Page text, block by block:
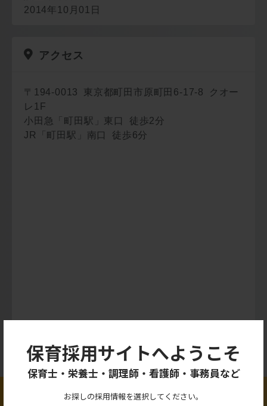
保育採用サイトへようこそ
保育士・栄養士・調理師・看護師・事務員など
お探しの採用情報を選択してください。
2014年10月01日
アクセス
〒194-0013 東京都町田市原町田6-17-8 クオー
レ1F
小田急「町田駅」東口 徒歩2分
JR「町田駅」南口 徒歩6分
求人情報